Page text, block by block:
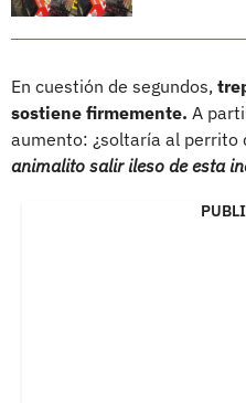
En cuestión de segundos,
sostiene firmemente. A
aumento: ¿soltaría al perrito
animalito salir ileso de esta